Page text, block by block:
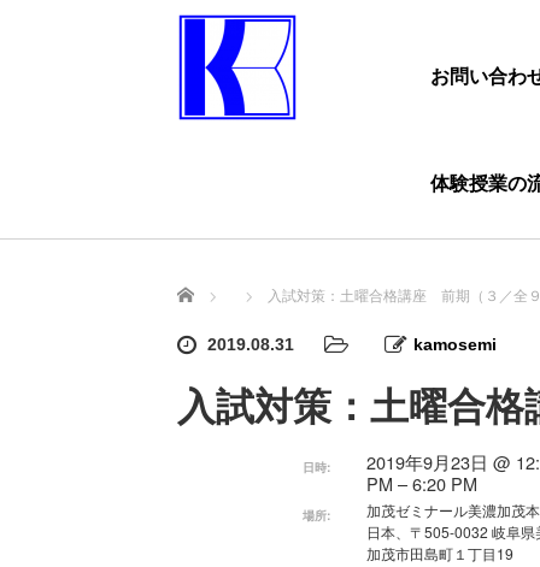
お問い合わ
体験授業の
ホーム 入試対策：土曜合格講座 前期（３／全
2019.08.31 kamosemi
入試対策：土曜合
日時:
2019年9月23日 @
PM – 6:20 PM
場所:
加茂ゼミナール美濃加茂
日本、〒505-0032 岐阜県
加茂市田島町１丁目19